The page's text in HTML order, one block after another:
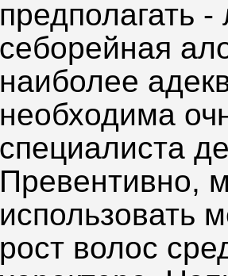
предполагать
себорейная
наиболее
необходима
специалиста
Превентивно,
использовать
рост волос